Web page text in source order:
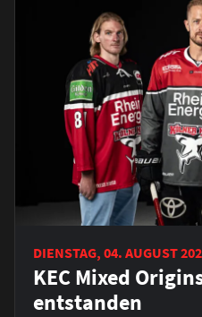
DIENSTAG, 04. AUGUST
KEC Mixed
entstanden